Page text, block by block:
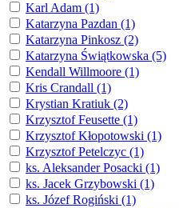
Karl Adam (1)
Katarzyna Pazdan (1)
Katarzyna Pinkosz (2)
Katarzyna Świątkowska (5)
Kendall Willmoore (1)
Kris Crandall (1)
Krystian Kratiuk (2)
Krzysztof Feusette (1)
Krzysztof Kłopotowski (1)
Krzysztof Petelczyc (1)
ks. Aleksander Posacki (1)
ks. Jacek Grzybowski (1)
ks. Józef Rogiński (1)